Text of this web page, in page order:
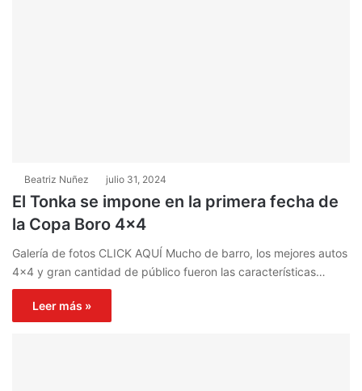
Beatriz Nuñez julio 31, 2024
El Tonka se impone en la primera fecha de
la Copa Boro 4×4
Galería de fotos CLICK AQUÍ Mucho de barro, los mejores autos
4×4 y gran cantidad de público fueron las características…
Leer más »